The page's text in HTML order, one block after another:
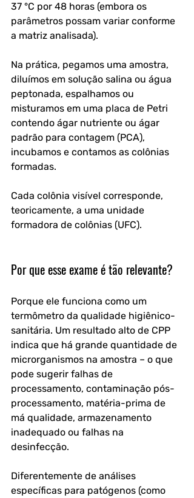
37 °C por 48 horas (embora os
parâmetros possam variar conforme
a matriz analisada).
Na prática, pegamos uma amostra,
diluímos em solução salina ou água
peptonada, espalhamos ou
misturamos em uma placa de Petri
contendo ágar nutriente ou ágar
padrão para contagem (PCA),
incubamos e contamos as colônias
formadas.
Cada colônia visível corresponde,
teoricamente, a uma unidade
formadora de colônias (UFC).
Por que esse exame é tão relevante?
Porque ele funciona como um
termômetro da qualidade higiênico-
sanitária. Um resultado alto de CPP
indica que há grande quantidade de
microrganismos na amostra – o que
pode sugerir falhas de
processamento, contaminação pós-
processamento, matéria-prima de
má qualidade, armazenamento
inadequado ou falhas na
desinfecção.
Diferentemente de análises
específicas para patógenos (como